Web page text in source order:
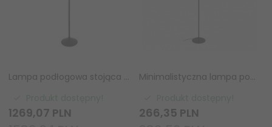
Lampa podłogowa stojąca falista potrójna abażurowa z rafii boho rustykalna naturalna minimalistyczna Wriggle 114221 ENDON
1269,07 PLN
Minimalistyczna lampa podłogowa stojąca MATIS Nordlux 2512244003
266,35 PLN